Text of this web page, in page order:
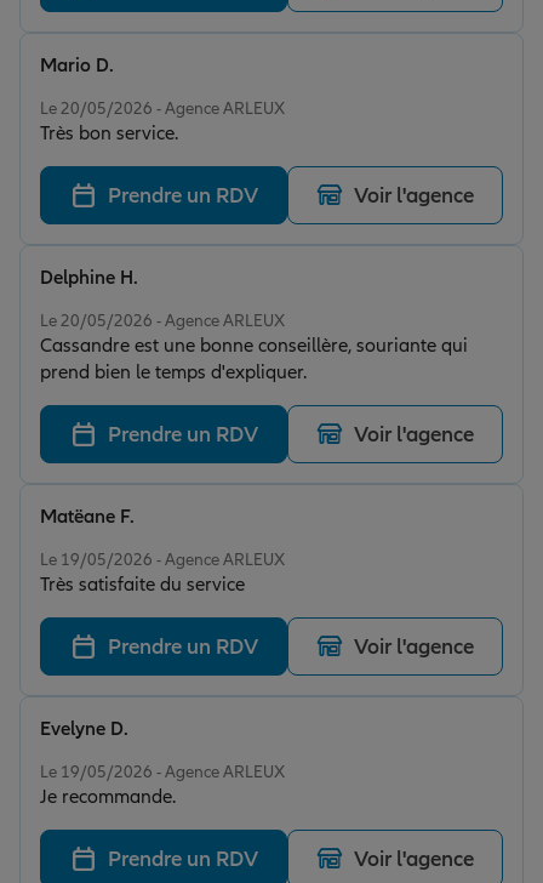
Le 20/05/2026 - Agence ARLEUX
Très bon service.
Mario D.
Prendre un RDV Voir l'agence
Le 20/05/2026 - Agence ARLEUX
Cassandre est une bonne conseillère, souriante qui
prend bien le temps d'expliquer.
Delphine H.
Prendre un RDV Voir l'agence
Le 19/05/2026 - Agence ARLEUX
Très satisfaite du service
Matëane F.
Prendre un RDV Voir l'agence
Le 19/05/2026 - Agence ARLEUX
Je recommande.
Evelyne D.
Prendre un RDV Voir l'agence